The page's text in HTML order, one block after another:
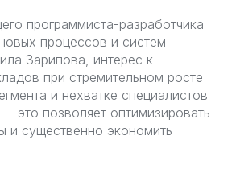
программиста-разработчика
процессов и систем
Зарипова, интерес к
при стремительном росте
и нехватке специалистов
это позволяет оптимизировать
и существенно экономить